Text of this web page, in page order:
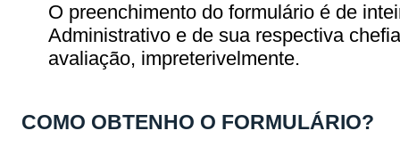
O preenchimento do formulário é de
Administrativo e de sua respectiva
avaliação, impreterivelmente.
COMO OBTENHO O FORMULÁRIO?